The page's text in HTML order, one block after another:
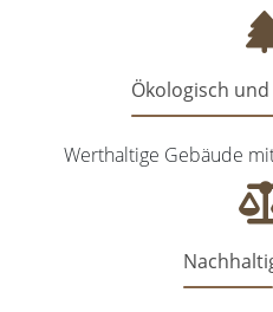
Ökologisch
Werthaltige Gebäude